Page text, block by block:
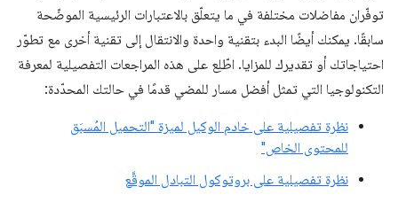
توفّران مفاضلات مختلفة في ما يتعلّق بالاعتبارات الرئيسية الموضّحة
سابقًا. يمكنك أيضًا البدء بتقنية واحدة والانتقال إلى تقنية أخرى مع تطوّر
احتياجاتك أو تقديرك للمزايا. اطّلِع على هذه المراجعات التفصيلية لمعرفة
التكنولوجيا التي تمثل أفضل مسار للمضي قدمًا في حالتك المحدّدة:
نظرة تفصيلية على خادم الوكيل لميزة "التحميل المُسبَق
للمحتوى الخاص"
نظرة تفصيلية على بروتوكول التبادل الموقَّع